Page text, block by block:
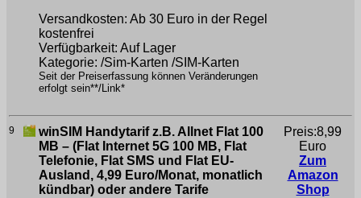
Versandkosten: Ab 30 Euro in der Regel
kostenfrei
Verfügbarkeit: Auf Lager
Kategorie: /Sim-Karten /SIM-Karten
Seit der Preiserfassung können Veränderungen
erfolgt sein**/Link*
9
winSIM Handytarif z.B. Allnet Flat 100
MB – (Flat Internet 5G 100 MB, Flat
Telefonie, Flat SMS und Flat EU-
Ausland, 4,99 Euro/Monat, monatlich
kündbar) oder andere Tarife
Preis:8,99
Euro
Zum
Amazon
Shop